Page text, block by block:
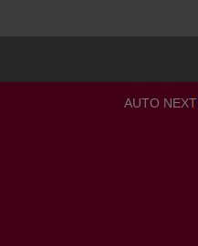
AUTO NEXT